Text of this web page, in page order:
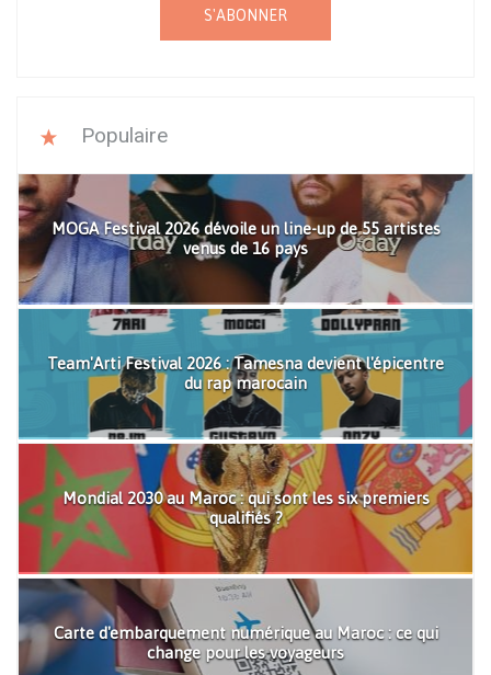
S'ABONNER
Populaire
MOGA Festival 2026 dévoile un line-up de 55 artistes
venus de 16 pays
Team'Arti Festival 2026 : Tamesna devient l'épicentre
du rap marocain
Mondial 2030 au Maroc : qui sont les six premiers
qualifiés ?
Carte d'embarquement numérique au Maroc : ce qui
change pour les voyageurs